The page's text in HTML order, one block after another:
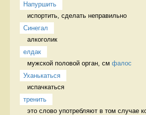
Напуршить
испортить, сделать неправильно
Синегал
алкоголик
елдак
мужской половой орган, см фалос
Уханькаться
испачкаться
тренить
это слово употребляют в том случае